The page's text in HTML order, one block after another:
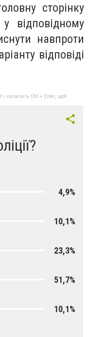
сторінку
відповідному
навпроти
відповіді
натисніть Ctrl + Enter, щоб
4,9%
10,1%
23,3%
51,7%
10,1%